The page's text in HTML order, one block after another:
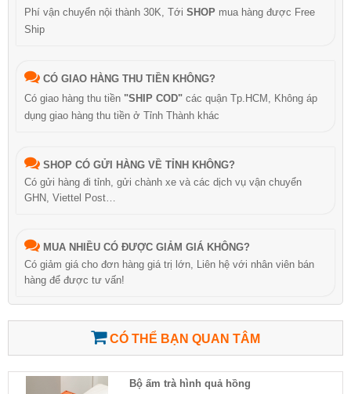
Phí vận chuyển nội thành 30K, Tới SHOP mua hàng được Free
Ship
CÓ GIAO HÀNG THU TIỀN KHÔNG?
Có giao hàng thu tiền "SHIP COD" các quận Tp.HCM, Không áp
dụng giao hàng thu tiền ở Tỉnh Thành khác
SHOP CÓ GỬI HÀNG VỀ TỈNH KHÔNG?
Có gửi hàng đi tỉnh, gửi chành xe và các dịch vụ vận chuyển
GHN, Viettel Post…
MUA NHIỀU CÓ ĐƯỢC GIẢM GIÁ KHÔNG?
Có giảm giá cho đơn hàng giá trị lớn, Liên hệ với nhân viên bán
hàng để được tư vấn!
CÓ THỂ BẠN QUAN TÂM
Bộ ấm trà hình quả hồng